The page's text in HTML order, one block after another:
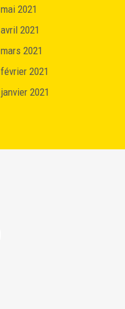
mai 2021
avril 2021
mars 2021
février 2021
janvier 2021